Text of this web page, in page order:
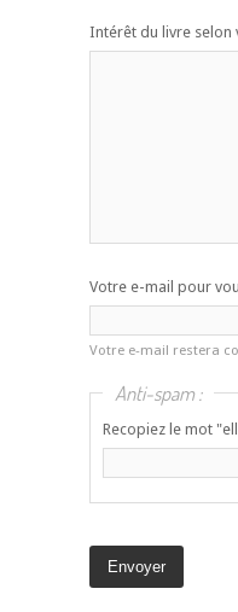
Intérêt du livre selon
Votre e-mail pour
Votre e-mail restera
Anti-spam :
Recopiez le mot